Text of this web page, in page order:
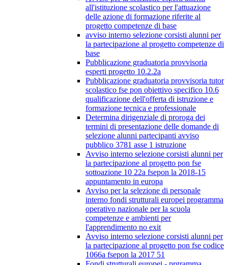
all'istituzione scolastico per l'attuazione
delle azione di formazione riferite al
progetto competenze di base
avviso interno selezione corsisti alunni per
la partecipazione al progetto competenze di
base
Pubblicazione graduatoria provvisoria
esperti progetto 10.2.2a
Pubblicazione graduatoria provvisoria tutor
scolastico fse pon obiettivo specifico 10.6
qualificazione dell'offerta di istruzione e
formazione tecnica e professionale
Determina dirigenziale di proroga dei
termini di presentazione delle domande di
selezione alunni partecipanti avviso
pubblico 3781 asse 1 istruzione
Avviso interno selezione corsisti alunni per
la partecipazione al progetto pon fse
sottoazione 10 22a fsepon la 2018-15
appuntamento in europa
Avviso per la selezione di personale
interno fondi strutturali europei programma
operativo nazionale per la scuola
competenze e ambienti per
l'apprendimento no exit
Avviso interno selezione corsisti alunni per
la partecipazione al progetto pon fse codice
1066a fsepon la 2017 51